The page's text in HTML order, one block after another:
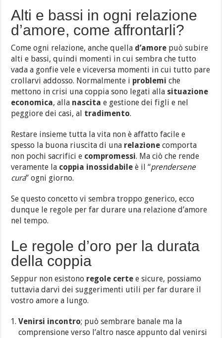
Alti e bassi in ogni relazione
d’amore, come affrontarli?
Come ogni relazione, anche quella d’amore può subire
alti e bassi, quindi momenti in cui sembra che tutto
vada a gonfie vele e viceversa momenti in cui tutto pare
crollarvi addosso. Normalmente i problemi che
mettono in crisi una coppia sono legati alla situazione
economica, alla nascita e gestione dei figli e nel
peggiore dei casi, al tradimento.
Restare insieme tutta la vita non è affatto facile e
spesso la buona riuscita di una relazione comporta
non pochi sacrifici e compromessi. Ma ciò che rende
veramente la coppia inossidabile è il “prendersene
cura” ogni giorno.
Se questo concetto vi sembra troppo generico, ecco
dunque le regole per far durare una relazione d’amore
nel tempo.
Le regole d’oro per la durata
della coppia
Seppur non esistono regole certe e sicure, possiamo
tuttavia darvi dei suggerimenti utili per far durare il
vostro amore a lungo.
Venirsi incontro; può sembrare banale ma la
comprensione verso l’altro nasce appunto dal venirsi